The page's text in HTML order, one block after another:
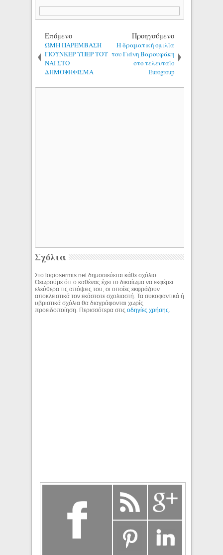
Επόμενο
ΩΜΗ ΠΑΡΕΜΒΑΣΗ
ΓΙΟΥΝΚΕΡ ΥΠΕΡ ΤΟΥ
ΝΑΙ ΣΤΟ
ΔΗΜΟΨΗΦΙΣΜΑ
Προηγούμενο
Η δραματική ομιλία
του Γιάνη Βαρουφάκη
στο τελευταίο
Eurogroup
Σχόλια
Στο logiosermis.net δημοσιεύεται κάθε σχόλιο.
Θεωρούμε ότι ο καθένας έχει το δικαίωμα να εκφέρει
ελεύθερα τις απόψεις του, οι οποίες εκφράζουν
αποκλειστικά τον εκάστοτε σχολιαστή. Τα συκοφαντικά ή
υβριστικά σχόλια θα διαγράφονται χωρίς
προειδοποίηση. Περισσότερα στιςοδηγίες χρήσης